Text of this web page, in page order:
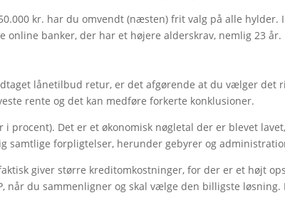
kr. har du omvendt (næsten) frit valg på alle
online banker, der har et højere alderskrav, nemlig 23 år.
lånetilbud retur, er det afgørende at du vælger det
rente og det kan medføre forkerte konklusioner.
procent). Det er et økonomisk nøgletal der er blevet
samtlige forpligtelser, herunder gebyrer og
giver større kreditomkostninger, for der er et højt
når du sammenligner og skal vælge den billigste løsning.